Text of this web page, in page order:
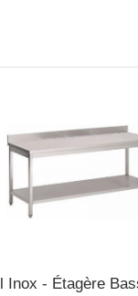
Inox - Étagère